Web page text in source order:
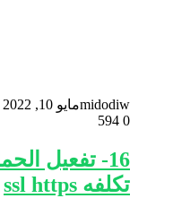
midodiwمايو 10, 2022
0
16- تفعيل
تكلفه ssl https